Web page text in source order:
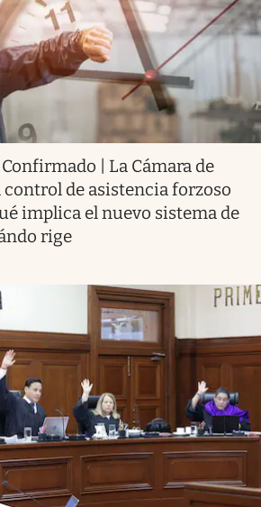
Confirmado | La Cámara de
control de asistencia forzoso
implica el nuevo sistema de
rige